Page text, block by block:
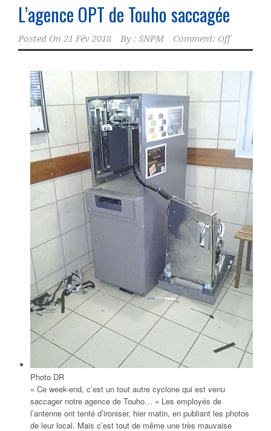
L’agence OPT de Touho saccagée
Posted On 21 Fév 2018 By : SNPM Comment: Off
Photo DR
« Ce week-end, c’est un tout autre cyclone qui est venu
saccager notre agence de Touho… » Les employés de
l’antenne ont tenté d’ironiser, hier matin, en publiant les photos
de leur local. Mais c’est tout de même une très mauvaise